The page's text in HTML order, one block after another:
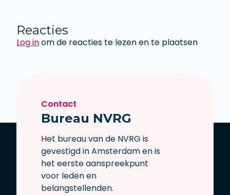
Reacties
Log inom de reacties te lezen en te plaatsen
Contact
Bureau NVRG
Het bureau van de NVRG is
gevestigd in Amsterdam en is
het eerste aanspreekpunt
voor leden en
belangstellenden.